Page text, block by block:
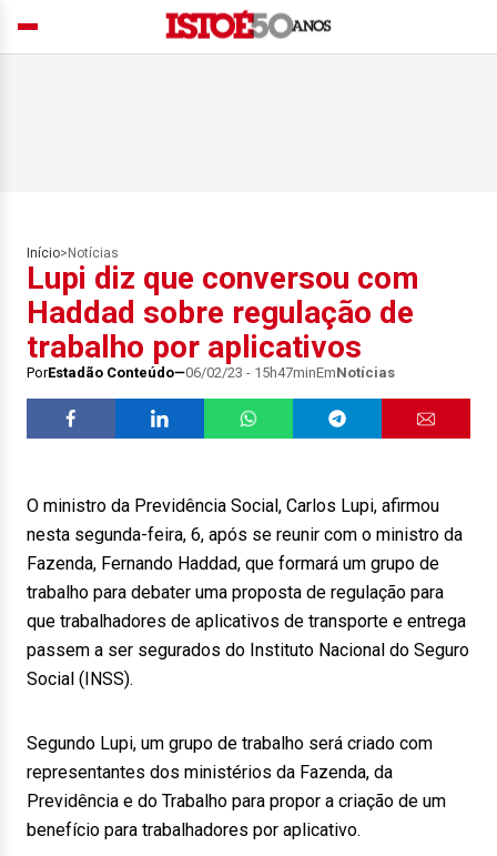
Início> Notícias
Lupi diz que conversou com
Haddad sobre regulação de
trabalho por aplicativos
PorEstadão Conteúdo 06/02/23 - 15h47minEmNotícias
O ministro da Previdência Social, Carlos Lupi, afirmou
nesta segunda-feira, 6, após se reunir com o ministro da
Fazenda, Fernando Haddad, que formará um grupo de
trabalho para debater uma proposta de regulação para
que trabalhadores de aplicativos de transporte e entrega
passem a ser segurados do Instituto Nacional do Seguro
Social (INSS).
Segundo Lupi, um grupo de trabalho será criado com
representantes dos ministérios da Fazenda, da
Previdência e do Trabalho para propor a criação de um
benefício para trabalhadores por aplicativo.